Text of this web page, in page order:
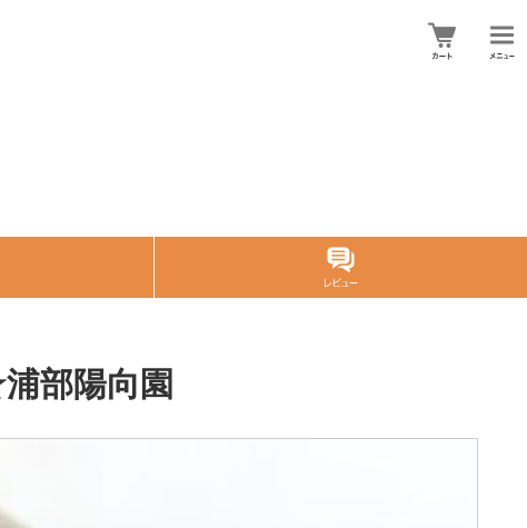
部陽向園